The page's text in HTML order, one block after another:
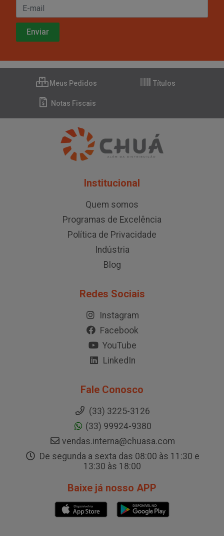
Meus Pedidos Títulos
Notas Fiscais
Institucional
Quem somos
Programas de Excelência
Política de Privacidade
Indústria
Blog
Redes Sociais
Instagram
Facebook
YouTube
LinkedIn
Fale Conosco
(33) 3225-3126
(33) 99924-9380
vendas.interna@chuasa.com
De segunda a sexta das 08:00 às 11:30 e
13:30 às 18:00
Baixe já nosso APP